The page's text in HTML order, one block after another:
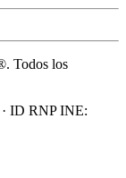
Todos los
· ID RNP INE: